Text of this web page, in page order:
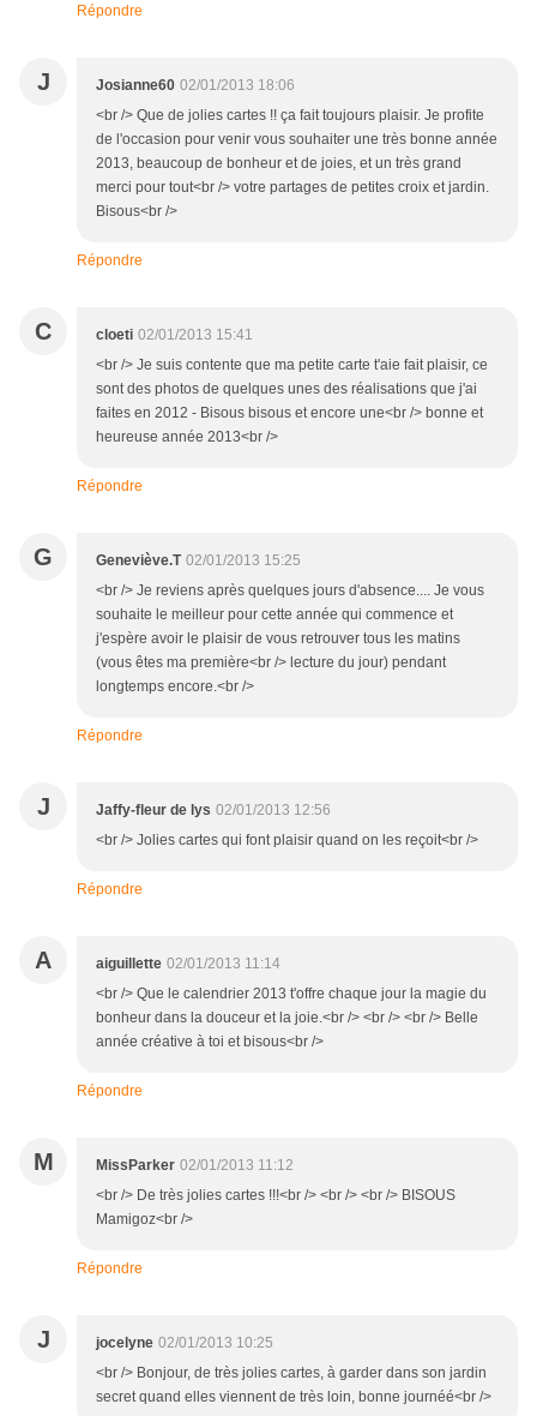
Répondre
J Josianne60 02/01/2013 18:06
<br /> Que de jolies cartes !! ça fait toujours plaisir. Je profite
de l'occasion pour venir vous souhaiter une très bonne année
2013, beaucoup de bonheur et de joies, et un très grand
merci pour tout<br /> votre partages de petites croix et jardin.
Bisous<br />
Répondre
C cloeti 02/01/2013 15:41
<br /> Je suis contente que ma petite carte t'aie fait plaisir, ce
sont des photos de quelques unes des réalisations que j'ai
faites en 2012 - Bisous bisous et encore une<br /> bonne et
heureuse année 2013<br />
Répondre
G Geneviève.T 02/01/2013 15:25
<br /> Je reviens après quelques jours d'absence.... Je vous
souhaite le meilleur pour cette année qui commence et
j'espère avoir le plaisir de vous retrouver tous les matins
(vous êtes ma première<br /> lecture du jour) pendant
longtemps encore.<br />
Répondre
J Jaffy-fleur de lys 02/01/2013 12:56
<br /> Jolies cartes qui font plaisir quand on les reçoit<br />
Répondre
A aiguillette 02/01/2013 11:14
<br /> Que le calendrier 2013 t'offre chaque jour la magie du
bonheur dans la douceur et la joie.<br /> <br /> <br /> Belle
année créative à toi et bisous<br />
Répondre
M MissParker 02/01/2013 11:12
<br /> De très jolies cartes !!!<br /> <br /> <br /> BISOUS
Mamigoz<br />
Répondre
J jocelyne 02/01/2013 10:25
<br /> Bonjour, de très jolies cartes, à garder dans son jardin
secret quand elles viennent de très loin, bonne journéé<br />